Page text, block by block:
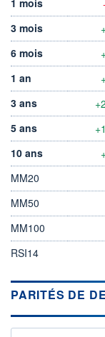
3 mois
6 mois
1 an
3 ans
5 ans
10 ans
MM20
MM50
MM100
RSI14
PARITÉS DE